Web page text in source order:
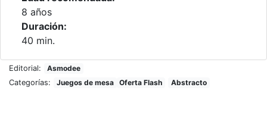
8 años
Duración:
40 min.
Editorial:
Asmodee
Categorías:
Juegos de mesa Oferta Flash Abstracto